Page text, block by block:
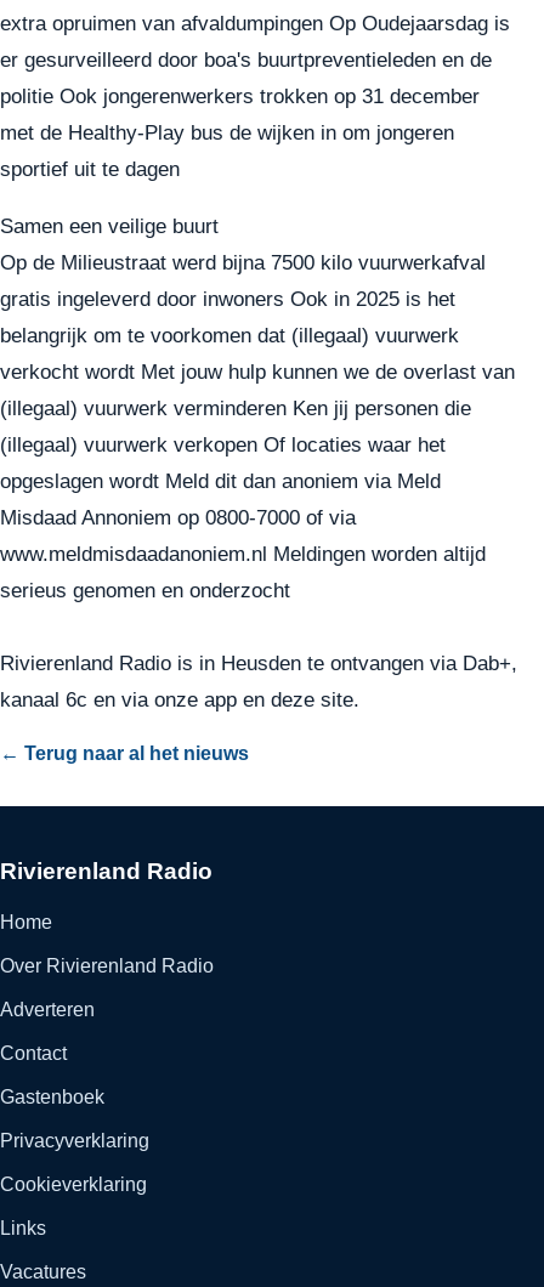
extra opruimen van afvaldumpingen Op Oudejaarsdag is
er gesurveilleerd door boa's buurtpreventieleden en de
politie Ook jongerenwerkers trokken op 31 december
met de Healthy-Play bus de wijken in om jongeren
sportief uit te dagen
Samen een veilige buurt
Op de Milieustraat werd bijna 7500 kilo vuurwerkafval
gratis ingeleverd door inwoners Ook in 2025 is het
belangrijk om te voorkomen dat (illegaal) vuurwerk
verkocht wordt Met jouw hulp kunnen we de overlast van
(illegaal) vuurwerk verminderen Ken jij personen die
(illegaal) vuurwerk verkopen Of locaties waar het
opgeslagen wordt Meld dit dan anoniem via Meld
Misdaad Annoniem op 0800-7000 of via
www.meldmisdaadanoniem.nl Meldingen worden altijd
serieus genomen en onderzocht
Rivierenland Radio is in Heusden te ontvangen via Dab+,
kanaal 6c en via onze app en deze site.
← Terug naar al het nieuws
Rivierenland Radio
Home
Over Rivierenland Radio
Adverteren
Contact
Gastenboek
Privacyverklaring
Cookieverklaring
Links
Vacatures